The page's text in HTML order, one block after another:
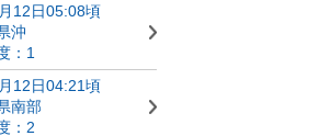
12日05:08頃
沖
：1
12日04:21頃
南部
：2